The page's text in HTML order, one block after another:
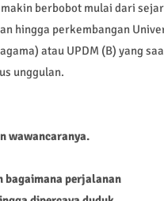
berbobot mulai dari
hingga perkembangan
atau UPDM (B) yang
unggulan.
wawancaranya.
bagaimana perjalanan